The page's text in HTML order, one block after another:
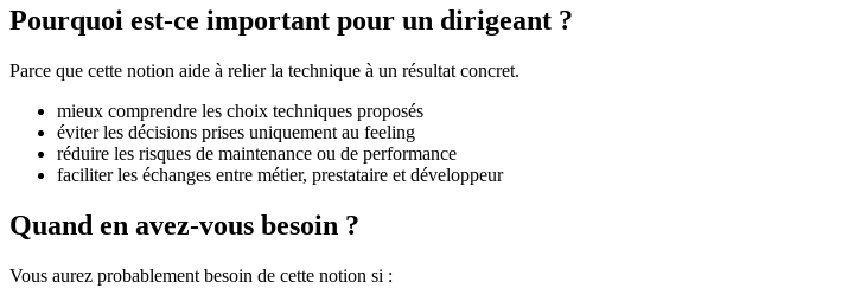
Pourquoi est-ce important pour un dirigeant ?
Parce que cette notion aide à relier la technique à un résultat concret.
mieux comprendre les choix techniques proposés
éviter les décisions prises uniquement au feeling
réduire les risques de maintenance ou de performance
faciliter les échanges entre métier, prestataire et développeur
Quand en avez-vous besoin ?
Vous aurez probablement besoin de cette notion si :